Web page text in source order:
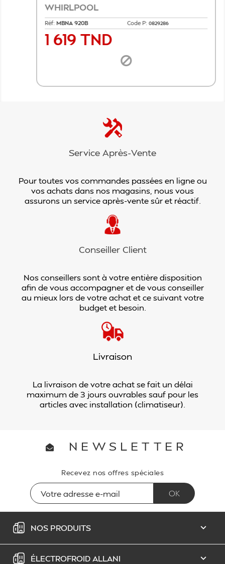
WHIRLPOOL
MBNA 920B Code P:0829286
Prix
1 619 TND
Service Après-Vente
Pour toutes vos commandes passées en ligne ou
vos achats dans nos magasins, nous vous
assurons un service après-vente sûr et réactif.
Conseiller Client
Nos conseillers sont à votre entière disposition
afin de vous accompagner et de vous conseiller
au mieux lors de votre achat et ce suivant votre
budget et besoin.
Livraison
La livraison de votre achat se fait un délai
maximum de 3 jours ouvrables sauf pour les
articles avec installation (climatiseur).
NEWSLETTER
Recevez nos offres spéciales
NOS PRODUITS 
ÉLECTROFROID ALLANI 